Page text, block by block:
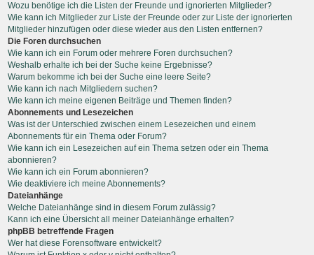
Wozu benötige ich die Listen der Freunde und ignorierten Mitglieder?
Wie kann ich Mitglieder zur Liste der Freunde oder zur Liste der ignorierten
Mitglieder hinzufügen oder diese wieder aus den Listen entfernen?
Die Foren durchsuchen
Wie kann ich ein Forum oder mehrere Foren durchsuchen?
Weshalb erhalte ich bei der Suche keine Ergebnisse?
Warum bekomme ich bei der Suche eine leere Seite?
Wie kann ich nach Mitgliedern suchen?
Wie kann ich meine eigenen Beiträge und Themen finden?
Abonnements und Lesezeichen
Was ist der Unterschied zwischen einem Lesezeichen und einem
Abonnements für ein Thema oder Forum?
Wie kann ich ein Lesezeichen auf ein Thema setzen oder ein Thema
abonnieren?
Wie kann ich ein Forum abonnieren?
Wie deaktiviere ich meine Abonnements?
Dateianhänge
Welche Dateianhänge sind in diesem Forum zulässig?
Kann ich eine Übersicht all meiner Dateianhänge erhalten?
phpBB betreffende Fragen
Wer hat diese Forensoftware entwickelt?